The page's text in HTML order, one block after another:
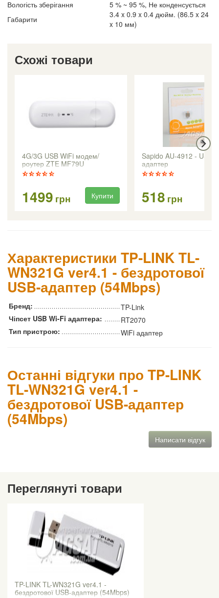
Вологість зберігання
5 % ~ 95 %, Не конденсується
Габарити
3.4 x 0.9 x 0.4 дюйм. (86.5 x 24
x 10 мм)
Схожі товари
4G/3G USB WiFi модем/
роутер ZTE MF79U
1499 грн Купити
Sapido AU-4912 - USB
адаптер
518 грн
Характеристики TP-LINK TL-
WN321G ver4.1 - бездротової
USB-адаптер (54Mbps)
Бренд:
TP-Link
Чіпсет USB Wi-Fi адаптера:
RT2070
Тип пристрою:
WiFi адаптер
Останні відгуки про TP-LINK
TL-WN321G ver4.1 -
бездротової USB-адаптер
(54Mbps)
Написати відгук
Переглянуті товари
TP-LINK TL-WN321G ver4.1 -
бездротової USB-адаптер (54Mbps)